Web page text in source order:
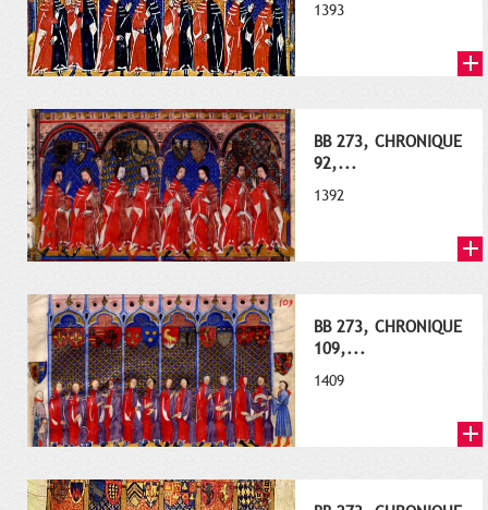
1393
BB 273, CHRONIQUE
92,...
1392
BB 273, CHRONIQUE
109,...
1409